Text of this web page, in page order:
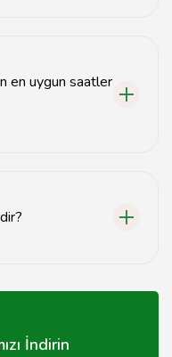
en uygun saatler
İndirin